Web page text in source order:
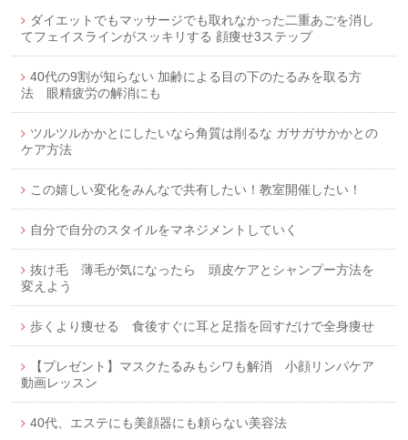
ダイエットでもマッサージでも取れなかった二重あごを消し
てフェイスラインがスッキリする 顔痩せ3ステップ
40代の9割が知らない 加齢による目の下のたるみを取る方
法 眼精疲労の解消にも
ツルツルかかとにしたいなら角質は削るな ガサガサかかとの
ケア方法
この嬉しい変化をみんなで共有したい！教室開催したい！
自分で自分のスタイルをマネジメントしていく
抜け毛 薄毛が気になったら 頭皮ケアとシャンプー方法を
変えよう
歩くより痩せる 食後すぐに耳と足指を回すだけで全身痩せ
【プレゼント】マスクたるみもシワも解消 小顔リンパケア
動画レッスン
40代、エステにも美顔器にも頼らない美容法